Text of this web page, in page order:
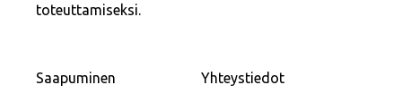
toteuttamiseksi.
Saapuminen Yhteystiedot